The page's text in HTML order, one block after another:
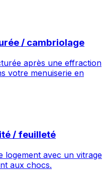
/ cambriolage
après une effraction
votre menuiserie en
/ feuilleté
logement avec un vitrage
aux chocs.